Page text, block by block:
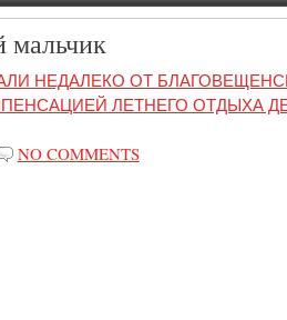
мальчик
НЕДАЛЕКО ОТ
ЛЕТНЕГО ОТДЫХА
NO COMMENTS